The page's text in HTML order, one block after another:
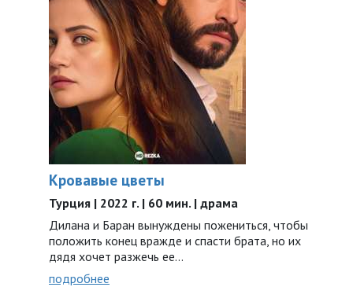
Кровавые цветы
Турция | 2022 г. | 60 мин. | драма
Дилана и Баран вынуждены пожениться, чтобы
положить конец вражде и спасти брата, но их
дядя хочет разжечь ее…
подробнее